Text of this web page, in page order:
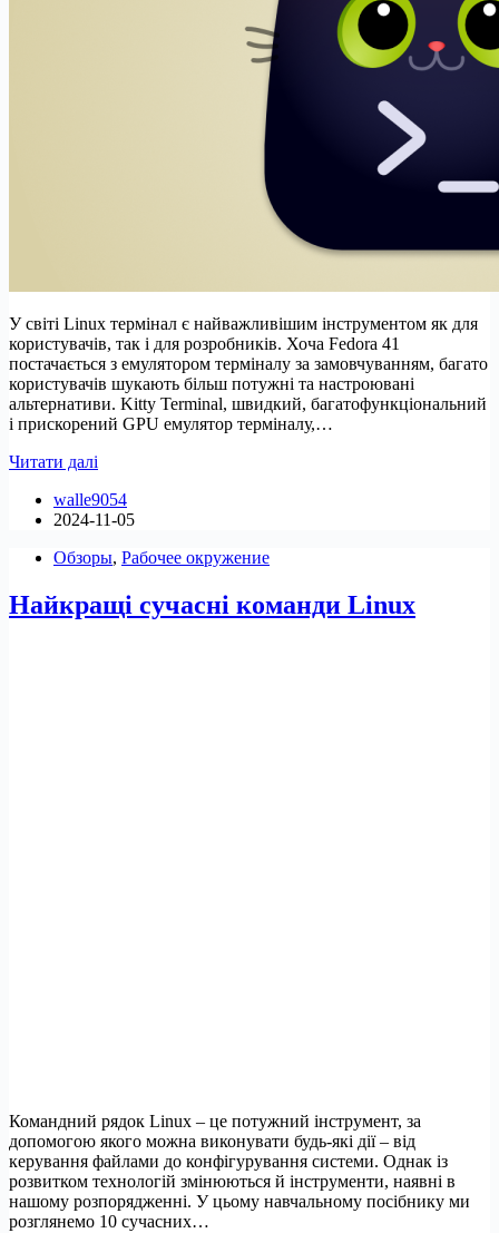
У світі Linux термінал є найважливішим інструментом як для
користувачів, так і для розробників. Хоча Fedora 41
постачається з емулятором терміналу за замовчуванням, багато
користувачів шукають більш потужні та настроювані
альтернативи. Kitty Terminal, швидкий, багатофункціональний
і прискорений GPU емулятор терміналу,…
Читати далі
Kitty
Terminal
Fedora
walle9054
2024-11-05
Обзоры, Рабочее окружение
Найкращі сучасні команди Linux
Командний рядок Linux – це потужний інструмент, за
допомогою якого можна виконувати будь-які дії – від
керування файлами до конфігурування системи. Однак із
розвитком технологій змінюються й інструменти, наявні в
нашому розпорядженні. У цьому навчальному посібнику ми
розглянемо 10 сучасних…